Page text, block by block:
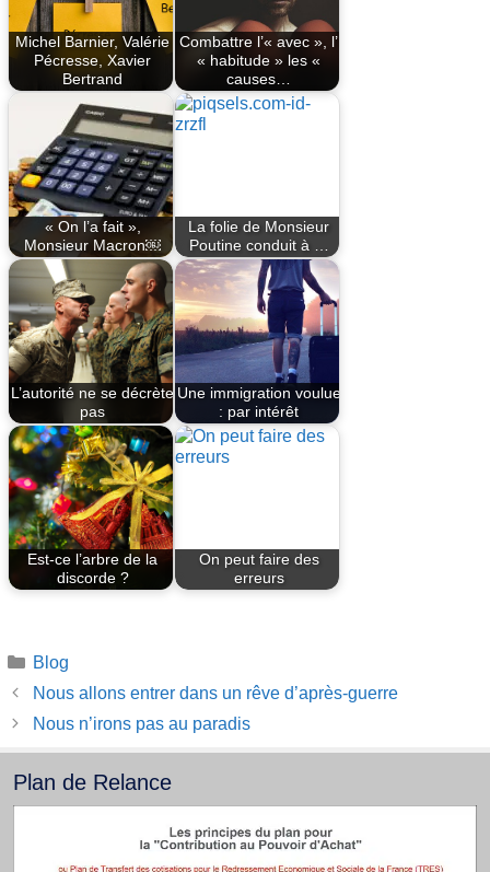
Michel Barnier, Valérie
Pécresse, Xavier
Bertrand
Combattre l’« avec », l’
« habitude » les «
causes…
« On l’a fait »,
Monsieur Macron￼
La folie de Monsieur
Poutine conduit à …
L’autorité ne se décrète
pas
Une immigration voulue
: par intérêt
Est-ce l’arbre de la
discorde ?
On peut faire des
erreurs
Catégories
Blog
Nous allons entrer dans un rêve d’après-guerre
Nous n’irons pas au paradis
Plan de Relance